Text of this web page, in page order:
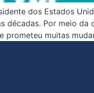
dos Estados
décadas. Por meio
prometeu muitas